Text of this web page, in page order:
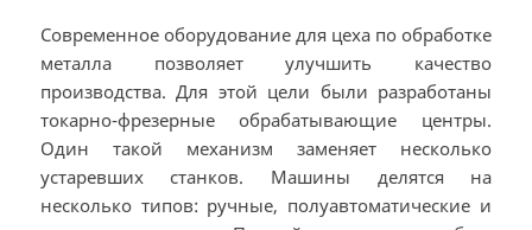
Современное оборудование для цеха по обработке
металла позволяет улучшить качество
производства. Для этой цели были разработаны
токарно-фрезерные обрабатывающие центры.
Один такой механизм заменяет несколько
устаревших станков. Машины делятся на
несколько типов: ручные, полуавтоматические и